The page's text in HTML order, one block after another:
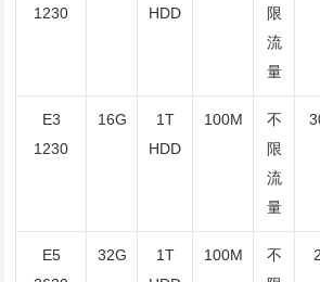
1230
HDD
限
流
量
E3
1230
16G
1T
HDD
100M
不
限
流
量
E5
32G
1T
100M
不